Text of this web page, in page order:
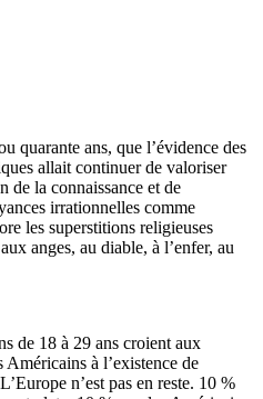
quarante ans, que l’évidence des
allait continuer de valoriser
de la connaissance et de
irrationnelles comme
les superstitions religieuses
anges, au diable, à l’enfer, au
de 18 à 29 ans croient aux
Américains à l’existence de
n’est pas en reste. 10 %